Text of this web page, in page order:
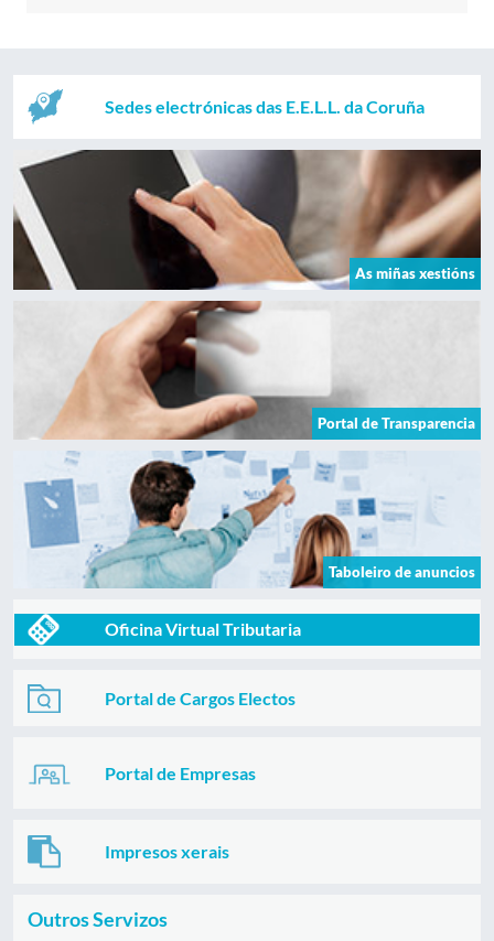
Sedes electrónicas das E.E.L.L. da Coruña
As miñas xestións
Portal de Transparencia
Taboleiro de anuncios
Oficina Virtual Tributaria
Portal de Cargos Electos
Portal de Empresas
Impresos xerais
Outros Servizos